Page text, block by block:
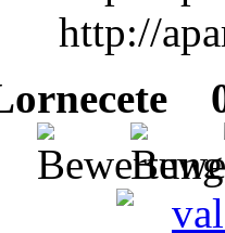
http://